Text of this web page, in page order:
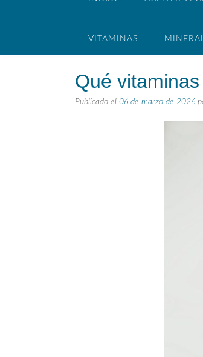
VITAMINAS
Qué
Publicado el 06 de marzo de 2026